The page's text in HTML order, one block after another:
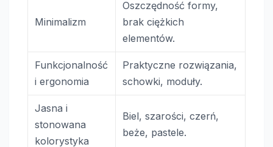
Minimalizm
Oszczędność formy,
brak ciężkich
elementów.
Funkcjonalność
i ergonomia
Praktyczne rozwiązania,
schowki, moduły.
Jasna i
stonowana
kolorystyka
Biel, szarości, czerń,
beże, pastele.